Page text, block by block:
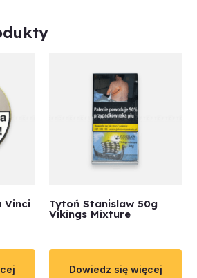
Vinci Tytoń Stanislaw 50g
Vikings Mixture
Dowiedz się więcej